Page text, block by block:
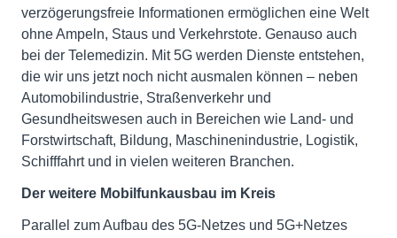
verzögerungsfreie Informationen ermöglichen eine Welt
ohne Ampeln, Staus und Verkehrstote. Genauso auch
bei der Telemedizin. Mit 5G werden Dienste entstehen,
die wir uns jetzt noch nicht ausmalen können – neben
Automobilindustrie, Straßenverkehr und
Gesundheitswesen auch in Bereichen wie Land- und
Forstwirtschaft, Bildung, Maschinenindustrie, Logistik,
Schifffahrt und in vielen weiteren Branchen.
Der weitere Mobilfunkausbau im Kreis
Parallel zum Aufbau des 5G-Netzes und 5G+Netzes